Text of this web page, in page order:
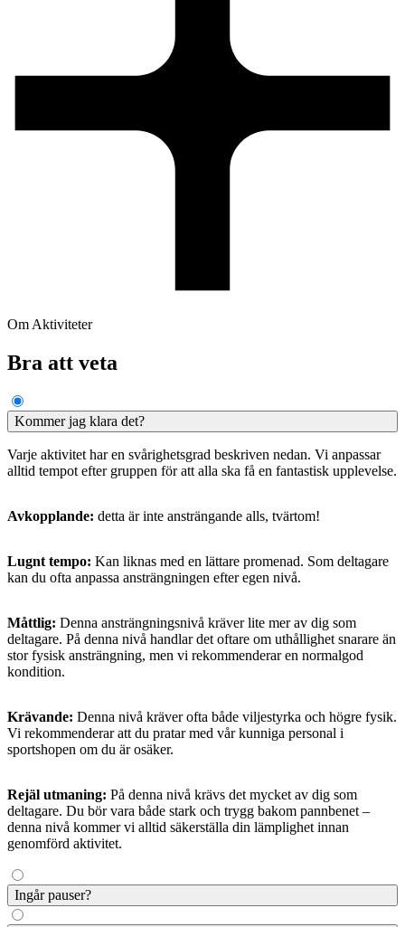
Om Aktiviteter
Bra att veta
Kommer jag klara det?
Varje aktivitet har en svårighetsgrad beskriven nedan. Vi anpassar
alltid tempot efter gruppen för att alla ska få en fantastisk upplevelse.
Avkopplande: detta är inte ansträngande alls, tvärtom!
Lugnt tempo: Kan liknas med en lättare promenad. Som deltagare
kan du ofta anpassa ansträngningen efter egen nivå.
Måttlig: Denna ansträngningsnivå kräver lite mer av dig som
deltagare. På denna nivå handlar det oftare om uthållighet snarare än
stor fysisk ansträngning, men vi rekommenderar en normalgod
kondition.
Krävande: Denna nivå kräver ofta både viljestyrka och högre fysik.
Vi rekommenderar att du pratar med vår kunniga personal i
sportshopen om du är osäker.
Rejäl utmaning: På denna nivå krävs det mycket av dig som
deltagare. Du bör vara både stark och trygg bakom pannbenet –
denna nivå kommer vi alltid säkerställa din lämplighet innan
genomförd aktivitet.
Ingår pauser?